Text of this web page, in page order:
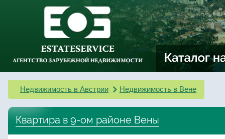
Недвижимость в Австрии Недвижимость в Вене
Квартира в 9-ом районе Вены